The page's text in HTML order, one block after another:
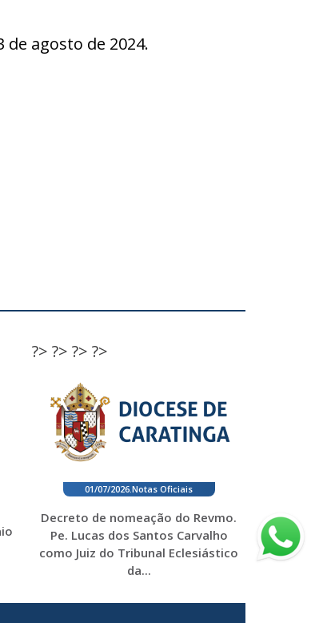
de agosto de 2024.
?> ?> ?> ?>
01/07/2026.Notas Oficiais
Decreto de nomeação do Revmo.
Pe. Lucas dos Santos Carvalho
como Juiz do Tribunal Eclesiástico
da...